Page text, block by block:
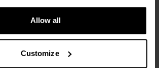
Allow all
Customize